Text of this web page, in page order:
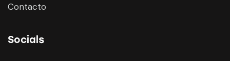
Contacto
Socials